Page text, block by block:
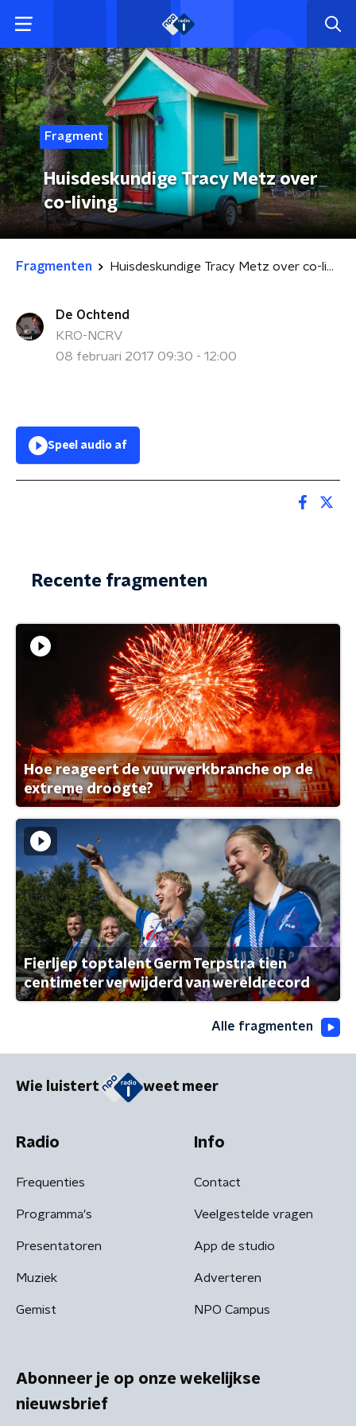
Fragment
Huisdeskundige Tracy Metz over
co-living
Fragmenten Huisdeskundige Tracy Metz over co-living
De Ochtend
KRO-NCRV
08 februari 2017 09:30 - 12:00
Speel audio af
Recente fragmenten
Hoe reageert de vuurwerkbranche op de
extreme droogte?
Fierljep toptalent Germ Terpstra tien
centimeter verwijderd van wereldrecord
Alle fragmenten
Wie luistert weet meer
Radio
Frequenties
Programma's
Presentatoren
Muziek
Gemist
Info
Contact
Veelgestelde vragen
App de studio
Adverteren
NPO Campus
Abonneer je op onze wekelijkse
nieuwsbrief